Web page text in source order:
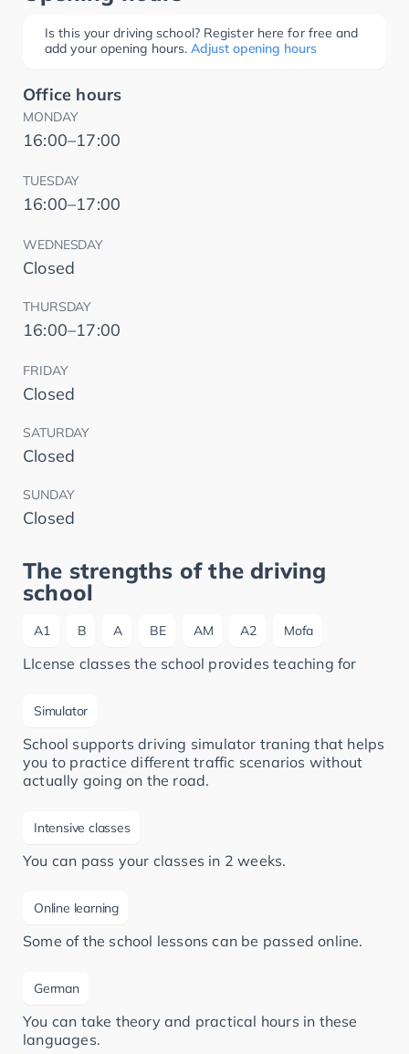
Is this your driving school? Register here for free and
add your opening hours. Adjust opening hours
Office hours
MONDAY
16:00–17:00
TUESDAY
16:00–17:00
WEDNESDAY
Closed
THURSDAY
16:00–17:00
FRIDAY
Closed
SATURDAY
Closed
SUNDAY
Closed
The strengths of the driving
school
A1 B A BE AM A2 Mofa
LIcense classes the school provides teaching for
Simulator
School supports driving simulator traning that helps
you to practice different traffic scenarios without
actually going on the road.
Intensive classes
You can pass your classes in 2 weeks.
Online learning
Some of the school lessons can be passed online.
German
You can take theory and practical hours in these
languages.